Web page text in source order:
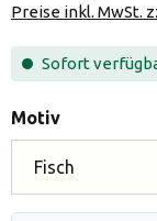
Preise inkl. MwSt.
Sofort
Motivauswählen